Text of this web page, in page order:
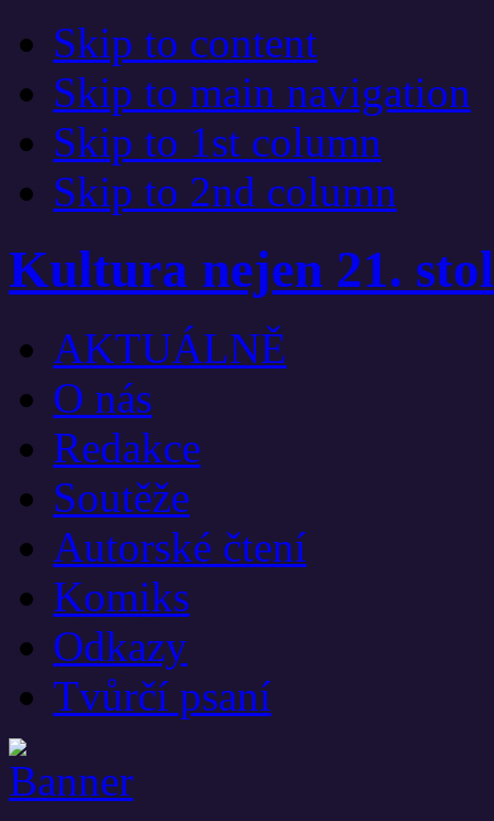
Skip to content
Skip to main navigation
Skip to 1st column
Skip to 2nd column
Kultura nejen 21.
AKTUÁLNĚ
O nás
Redakce
Soutěže
Autorské čtení
Komiks
Odkazy
Tvůrčí psaní